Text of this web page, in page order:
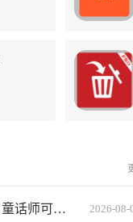
童话师可以变形的墙有哪些 童话师可以变形的墙推荐 2026-08-